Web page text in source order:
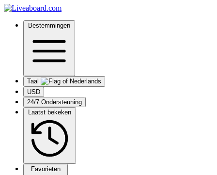
Bestemmingen
Taal
USD
24/7 Ondersteuning
Laatst bekeken
Favorieten